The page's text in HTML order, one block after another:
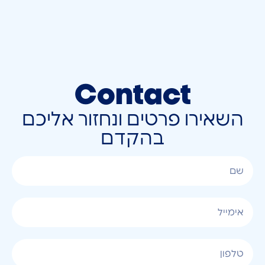
Contact
השאירו פרטים ונחזור אליכם
בהקדם